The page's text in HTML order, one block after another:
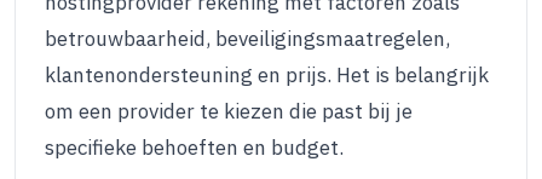
betrouwbaarheid, beveiligingsmaatregelen,
klantenondersteuning en prijs. Het is belangrijk
om een provider te kiezen die past bij je
specifieke behoeften en budget.